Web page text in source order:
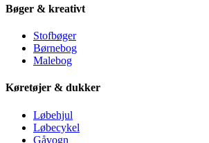
Bøger & kreativt
Stofbøger
Børnebog
Malebog
Køretøjer & dukker
Løbehjul
Løbecykel
Gåvogn